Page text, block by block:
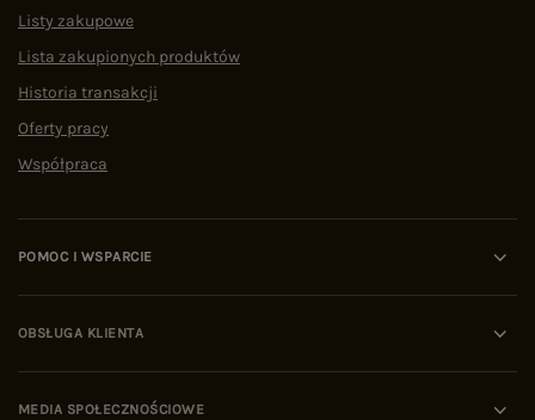
Listy zakupowe
Lista zakupionych produktów
Historia transakcji
Oferty pracy
Współpraca
POMOC I WSPARCIE
OBSŁUGA KLIENTA
MEDIA SPOŁECZNOŚCIOWE